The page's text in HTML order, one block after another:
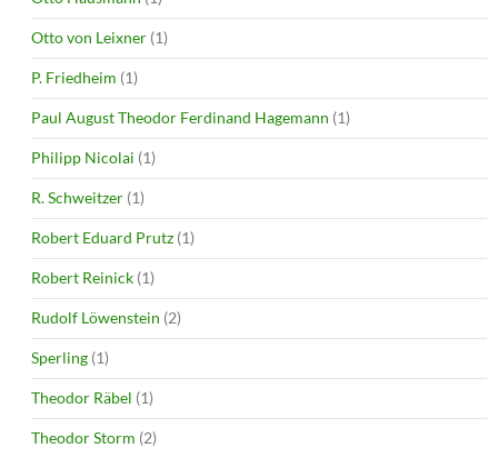
Otto von Leixner (1)
P. Friedheim (1)
Paul August Theodor Ferdinand Hagemann (1)
Philipp Nicolai (1)
R. Schweitzer (1)
Robert Eduard Prutz (1)
Robert Reinick (1)
Rudolf Löwenstein (2)
Sperling (1)
Theodor Räbel (1)
Theodor Storm (2)